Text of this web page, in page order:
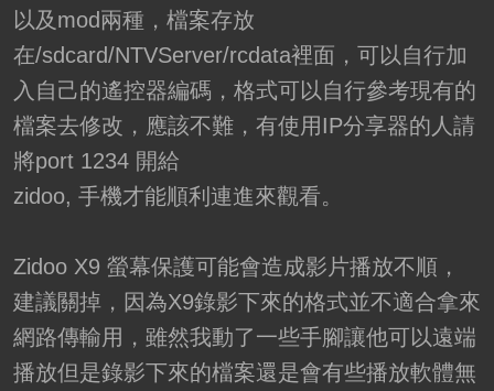
以及mod兩種，檔案存放
在/sdcard/NTVServer/rcdata裡面，可以自行加
入自己的遙控器編碼，格式可以自行參考現有的
檔案去修改，應該不難，有使用IP分享器的人請
將port 1234 開給
zidoo, 手機才能順利連進來觀看。
Zidoo X9 螢幕保護可能會造成影片播放不順，
建議關掉，因為X9錄影下來的格式並不適合拿來
網路傳輸用，雖然我動了一些手腳讓他可以遠端
播放但是錄影下來的檔案還是會有些播放軟體無